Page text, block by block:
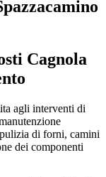
Cagnola
agli interventi di
di forni, camini
dei componenti